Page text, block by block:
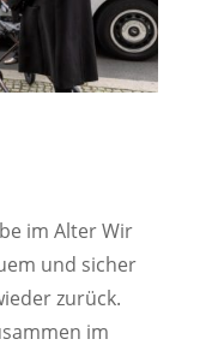
im Alter Wir
und sicher
zurück.
im